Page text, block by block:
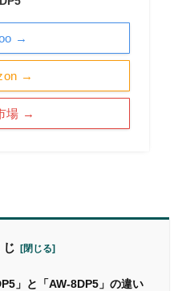
→
場 →
→
じ
」と「AW-8DP5」の違い